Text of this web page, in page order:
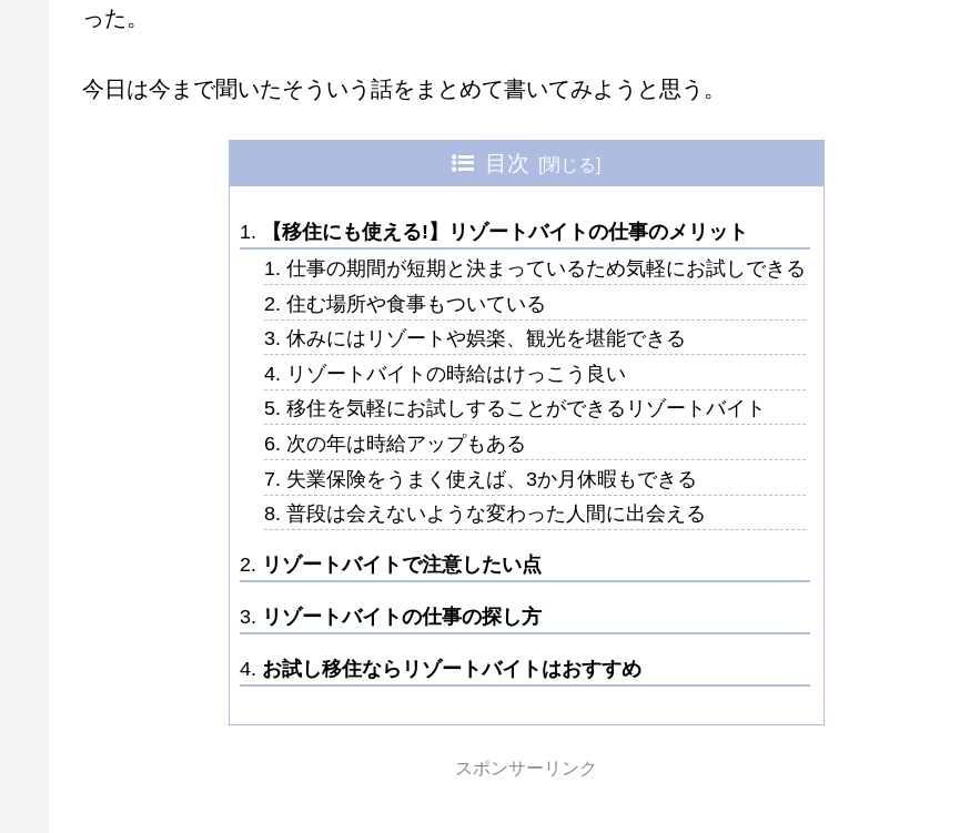
った。
今日は今まで聞いたそういう話をまとめて書いてみようと思う。
目次
【移住にも使える!】リゾートバイトの仕事のメリット
仕事の期間が短期と決まっているため気軽にお試しできる
住む場所や食事もついている
休みにはリゾートや娯楽、観光を堪能できる
リゾートバイトの時給はけっこう良い
移住を気軽にお試しすることができるリゾートバイト
次の年は時給アップもある
失業保険をうまく使えば、3か月休暇もできる
普段は会えないような変わった人間に出会える
リゾートバイトで注意したい点
リゾートバイトの仕事の探し方
お試し移住ならリゾートバイトはおすすめ
スポンサーリンク